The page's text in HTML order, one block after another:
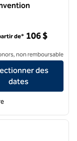
Hilton Las Vegas
de* 106 $
non remboursable
des
dates